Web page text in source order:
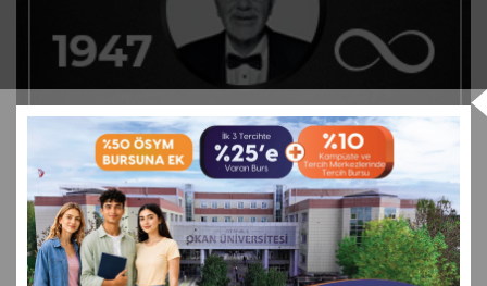
23 Temmuz2026
Tıp Fakültesi Kurucu Dekanımız Prof. Dr. Mazhar Semih
Baskan’ın Ardından